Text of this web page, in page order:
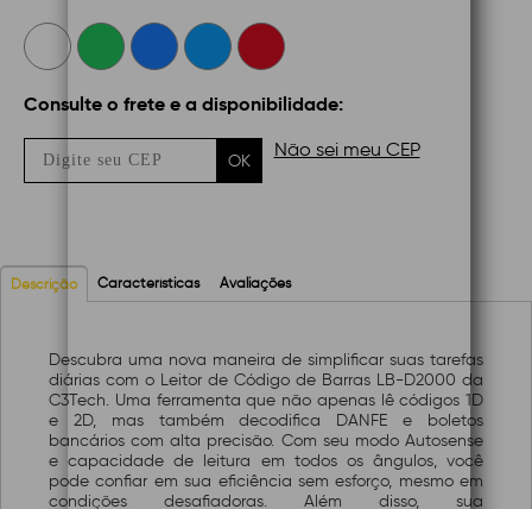
Consulte o frete e a disponibilidade:
OK Não sei meu CEP
Descrição Características Avaliações
Descubra uma nova maneira de simplificar suas tarefas
diárias com o Leitor de Código de Barras LB-D2000 da
C3Tech. Uma ferramenta que não apenas lê códigos 1D
e 2D, mas também decodifica DANFE e boletos
bancários com alta precisão. Com seu modo Autosense
e capacidade de leitura em todos os ângulos, você
pode confiar em sua eficiência sem esforço, mesmo em
condições desafiadoras. Além disso, sua